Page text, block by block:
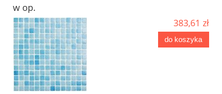
w op.
383,61 zł
do koszyka